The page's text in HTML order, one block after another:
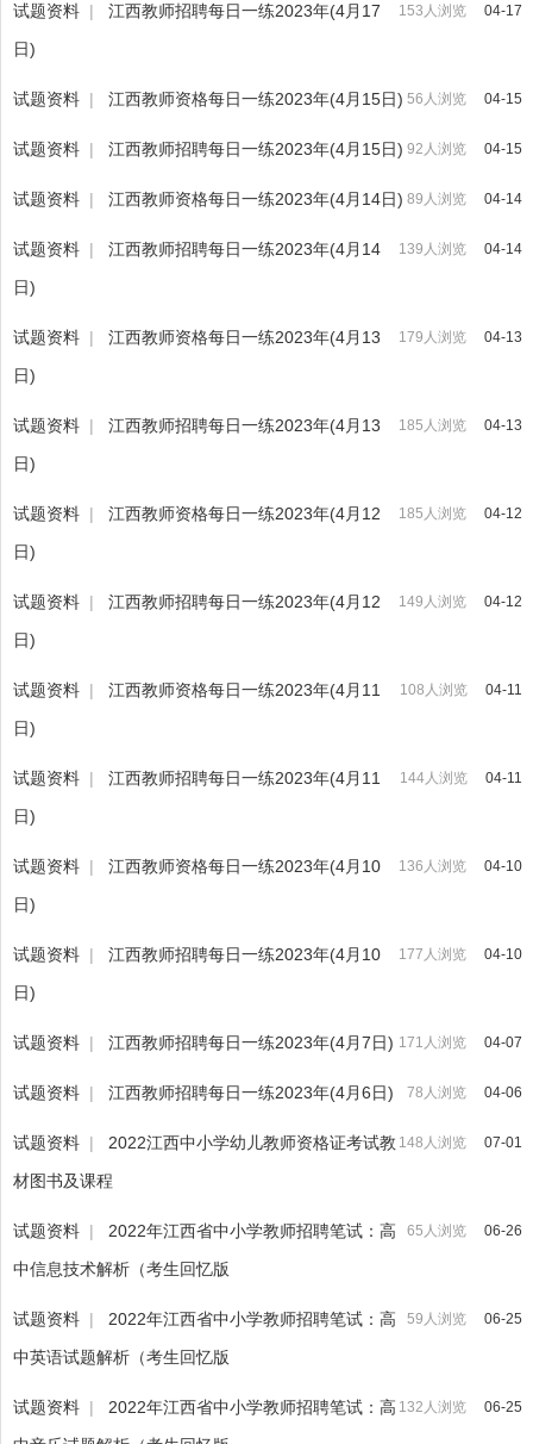
04-17
153人浏览
试题资料 |
江西教师招聘每日一练2023年(4月17
日)
04-15
56人浏览
试题资料 | 江西教师资格每日一练2023年(4月15日)
04-15
92人浏览
试题资料 | 江西教师招聘每日一练2023年(4月15日)
04-14
89人浏览
试题资料 | 江西教师资格每日一练2023年(4月14日)
04-14
139人浏览
试题资料 |
江西教师招聘每日一练2023年(4月14
日)
04-13
179人浏览
试题资料 |
江西教师资格每日一练2023年(4月13
日)
04-13
185人浏览
试题资料 |
江西教师招聘每日一练2023年(4月13
日)
04-12
185人浏览
试题资料 |
江西教师资格每日一练2023年(4月12
日)
04-12
149人浏览
试题资料 |
江西教师招聘每日一练2023年(4月12
日)
04-11
108人浏览
试题资料 |
江西教师资格每日一练2023年(4月11
日)
04-11
144人浏览
试题资料 |
江西教师招聘每日一练2023年(4月11
日)
04-10
136人浏览
试题资料 |
江西教师资格每日一练2023年(4月10
日)
04-10
177人浏览
试题资料 |
江西教师招聘每日一练2023年(4月10
日)
04-07
171人浏览
试题资料 | 江西教师招聘每日一练2023年(4月7日)
04-06
78人浏览
试题资料 | 江西教师招聘每日一练2023年(4月6日)
07-01
148人浏览
试题资料 |
2022江西中小学幼儿教师资格证考试教
材图书及课程
06-26
65人浏览
试题资料 |
2022年江西省中小学教师招聘笔试：高
中信息技术解析（考生回忆版
06-25
59人浏览
试题资料 |
2022年江西省中小学教师招聘笔试：高
中英语试题解析（考生回忆版
06-25
132人浏览
试题资料 |
2022年江西省中小学教师招聘笔试：高